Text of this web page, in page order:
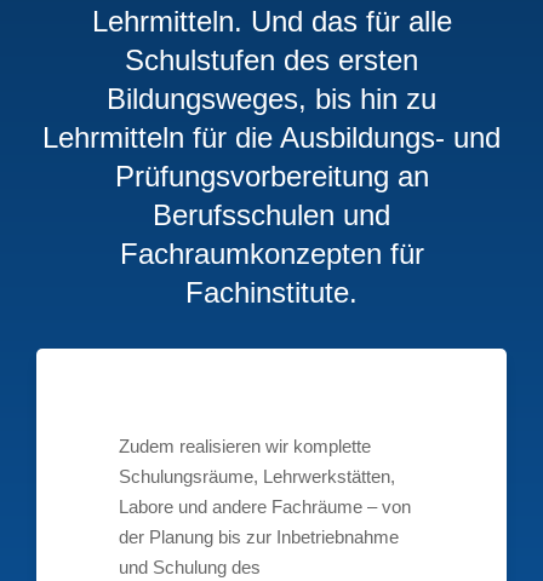
Lehrmitteln. Und das für alle
Schulstufen des ersten
Bildungsweges, bis hin zu
Lehrmitteln für die Ausbildungs- und
Prüfungsvorbereitung an
Berufsschulen und
Fachraumkonzepten für
Fachinstitute.
Zudem realisieren wir komplette
Schulungsräume, Lehrwerkstätten,
Labore und andere Fachräume – von
der Planung bis zur Inbetriebnahme
und Schulung des